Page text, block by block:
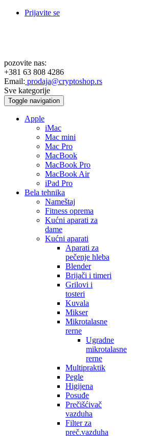
Prijavite se
pozovite nas:
+381 63 808 4286
Email: prodaja@cryptoshop.rs
Sve kategorije
Toggle navigation
Apple
iMac
Mac mini
Mac Pro
MacBook
MacBook Pro
MacBook Air
iPad Pro
Bela tehnika
Nameštaj
Fitness oprema
Kućni aparati za
dame
Kućni aparati
Aparati za
pečenje hleba
Blender
Brijači i timeri
Grilovi i
tosteri
Kuvala
Mikser
Mikrotalasne
rerne
Ugradne
mikrotalasne
rerne
Multipraktik
Pegle
Higijena
Posuđe
Prečišćivač
vazduha
Filter za
preč.vazduha